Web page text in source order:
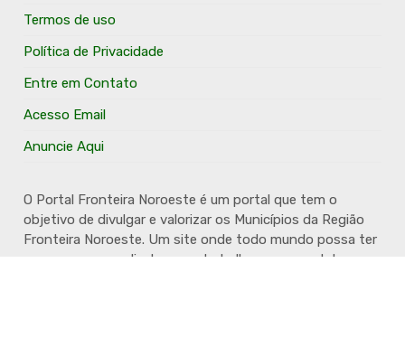
Termos de uso
Política de Privacidade
Entre em Contato
Acesso Email
Anuncie Aqui
O Portal Fronteira Noroeste é um portal que tem o
objetivo de divulgar e valorizar os Municípios da Região
Fronteira Noroeste. Um site onde todo mundo possa ter
um espaço para divulgar seu trabalho, seus produtos,